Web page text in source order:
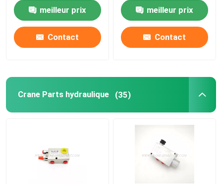
meilleur prix
Contact
meilleur prix
Contact
Crane Parts hydraulique (35)